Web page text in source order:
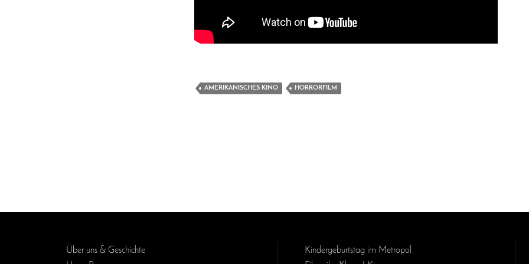
AMERIKANISCHES KINO HORRORFILM
Über uns & Geschichte
Kinder­geburts­tag im Metropol